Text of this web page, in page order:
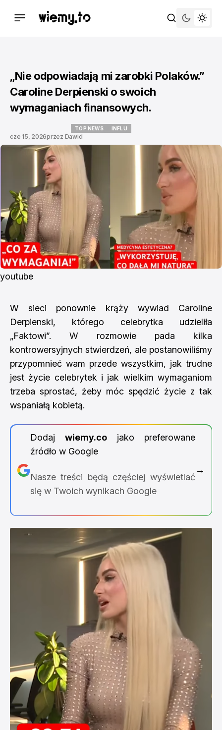
„Nie odpowiadają mi zarobki Polaków.”
Caroline Derpienski o swoich
wymaganiach finansowych.
TOP NEWS INFLU
cze 15, 2026przez Dawid
youtube
W sieci ponownie krąży wywiad Caroline
Derpienski, którego celebrytka udzieliła
„Faktowi”. W rozmowie pada kilka
kontrowersyjnych stwierdzeń, ale postanowiliśmy
przypomnieć wam przede wszystkim, jak trudne
jest życie celebrytek i jak wielkim wymaganiom
trzeba sprostać, żeby móc spędzić życie z tak
wspaniałą kobietą.
Dodaj wiemy.cojako preferowane
źródło w Google
Nasze treści będą częściej wyświetlać
się w Twoich wynikach Google
→